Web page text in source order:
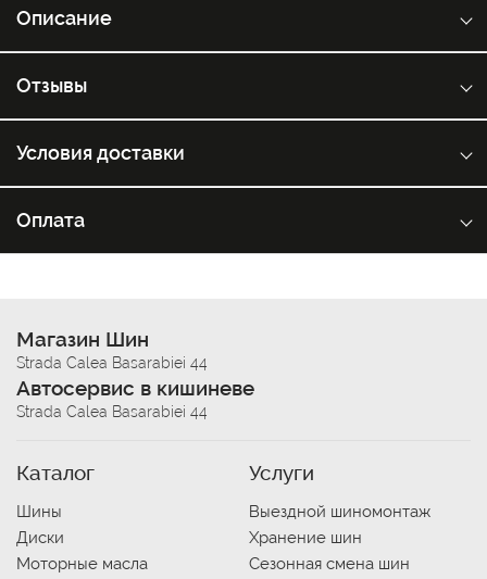
Описание
Отзывы
Условия доставки
Оплата
Магазин Шин
Strada Calea Basarabiei 44
Автосервис в кишиневе
Strada Calea Basarabiei 44
Каталог
Шины
Диски
Моторные масла
Услуги
Выездной шиномонтаж
Хранение шин
Сезонная смена шин